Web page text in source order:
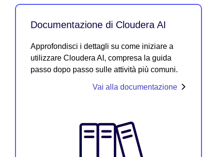
Documentazione di Cloudera AI
Approfondisci i dettagli su come iniziare a
utilizzare Cloudera AI, compresa la guida
passo dopo passo sulle attività più comuni.
Vai alla documentazione